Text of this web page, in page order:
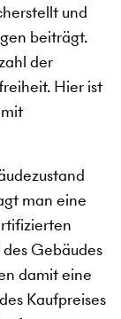
und
beiträgt.
der
Hier ist
man eine
Gebäudes
damit eine
Kaufpreises